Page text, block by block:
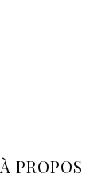
À PROPOS